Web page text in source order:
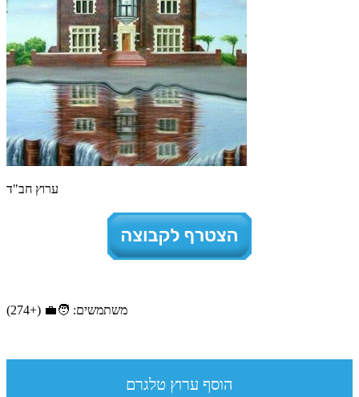
ערוץ חב"ד
משתמשים: 🧑‍💼 (+274)
הוסף ערוץ טלגרם